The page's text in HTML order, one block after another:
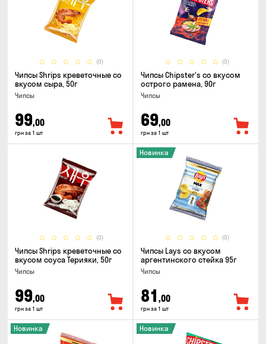
(0)
Чипсы Shrips креветочные со
вкусом сыра, 50г
Чипсы
99,00
грн за 1 шт
(0)
Чипсы Chipster's со вкусом
острого рамена, 90г
Чипсы
69,00
грн за 1 шт
(0)
Чипсы Shrips креветочные со
вкусом соуса Терияки, 50г
Чипсы
99,00
грн за 1 шт
(0)
Новинка
Чипсы Lays со вкусом
аргентинского стейка 95г
Чипсы
81 ,00
грн за 1 шт
Новинка Новинка